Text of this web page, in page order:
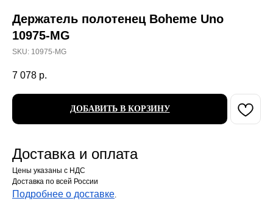
Держатель полотенец Boheme Uno
10975-MG
SKU: 10975-MG
7 078 р.
ДОБАВИТЬ В КОРЗИНУ
Доставка и оплата
Цены указаны с НДС
Доставка по всей России
Подробнее о доставке.